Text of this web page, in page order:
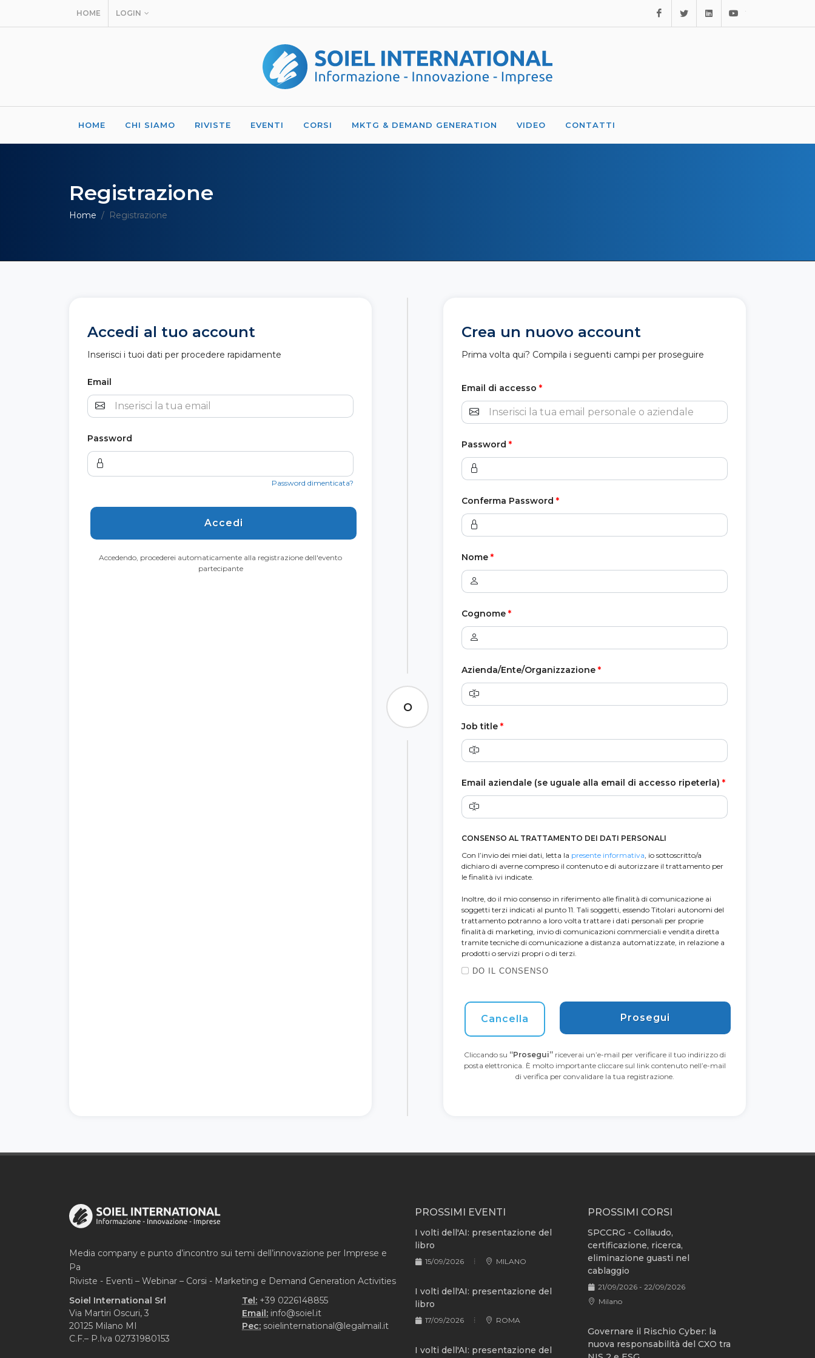
HOME LOGIN FacebookTwitter Linkedin
HOME CHI SIAMO RIVISTE EVENTI CORSI MKTG & DEMAND GENERATION VIDEO CONTATTI
Registrazione
Home Registrazione
Accedi al tuo account
Inserisci i tuoi dati per procedere rapidamente
Email
Password
Password dimenticata?
Accedi
Accedendo, procederei automaticamente alla registrazione dell'evento
partecipante
O
Crea un nuovo account
Prima volta qui? Compila i seguenti campi per proseguire
Email di accesso *
Password *
Conferma Password *
Nome *
Cognome *
Azienda/Ente/Organizzazione *
Job title *
Email aziendale (se uguale alla email di accesso ripeterla) *
CONSENSO AL TRATTAMENTO DEI DATI PERSONALI
Con l’invio dei miei dati, letta la presente informativa, io sottoscritto/a
dichiaro di averne compreso il contenuto e di autorizzare il trattamento per
le finalità ivi indicate.
Inoltre, do il mio consenso in riferimento alle finalità di comunicazione ai
soggetti terzi indicati al punto 11. Tali soggetti, essendo Titolari autonomi del
trattamento potranno a loro volta trattare i dati personali per proprie
finalità di marketing, invio di comunicazioni commerciali e vendita diretta
tramite tecniche di comunicazione a distanza automatizzate, in relazione a
prodotti o servizi propri o di terzi.
DO IL CONSENSO
Cancella Prosegui
Cliccando su “Prosegui”riceverai un’e-mail per verificare il tuo indirizzo di
posta elettronica. È molto importante cliccare sul link contenuto nell’e-mail
di verifica per convalidare la tua registrazione.
Media company e punto d’incontro sui temi dell’innovazione per Imprese e
Pa
Riviste - Eventi – Webinar – Corsi - Marketing e Demand Generation Activities
Soiel International Srl
Via Martiri Oscuri, 3
20125 Milano MI
C.F.– P.Iva 02731980153
Tel: +39 0226148855
Email: info@soiel.it
Pec: soielinternational@legalmail.it
PROSSIMI EVENTI
I volti dell'AI: presentazione del
libro
15/09/2026 MILANO
I volti dell'AI: presentazione del
libro
17/09/2026 ROMA
I volti dell'AI: presentazione del
PROSSIMI CORSI
SPCCRG - Collaudo,
certificazione, ricerca,
eliminazione guasti nel
cablaggio
21/09/2026 - 22/09/2026
Milano
Governare il Rischio Cyber: la
nuova responsabilità del CXO tra